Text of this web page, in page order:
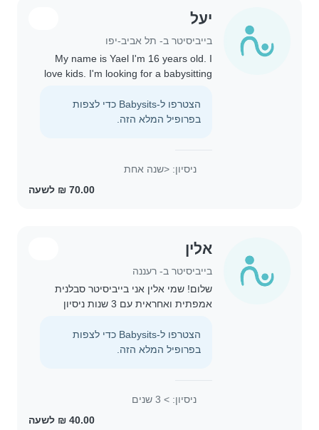
יעל
בייביסיטר ב- תל אביב-יפו
My name is Yael I'm 16 years old. I
love kids. I'm looking for a babysitting
and pets.
הצטרפו ל-Babysits כדי לצפות
בפרופיל המלא הזה.
ניסיון: <שנה אחת
אלין
בייביסיטר ב- רעננה
שלום! שמי אלין אני בייביסיטר סבלנית
אמפתית ואחראית עם 3 שנות ניסיון
ליצור אווירה נעימה ובטוחה, שבה הילדים
מרגישים בנוח ושמחים. אני יודעת
הצטרפו ל-Babysits כדי לצפות
בפרופיל המלא הזה.
ניסיון: > 3 שנים